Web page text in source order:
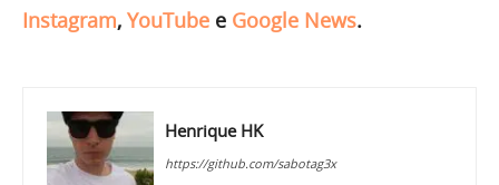
Instagram, YouTube e Google News.
Henrique HK
https://github.com/sabotag3x